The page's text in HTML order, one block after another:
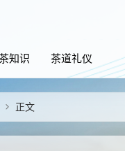
知识 茶道礼仪
正文